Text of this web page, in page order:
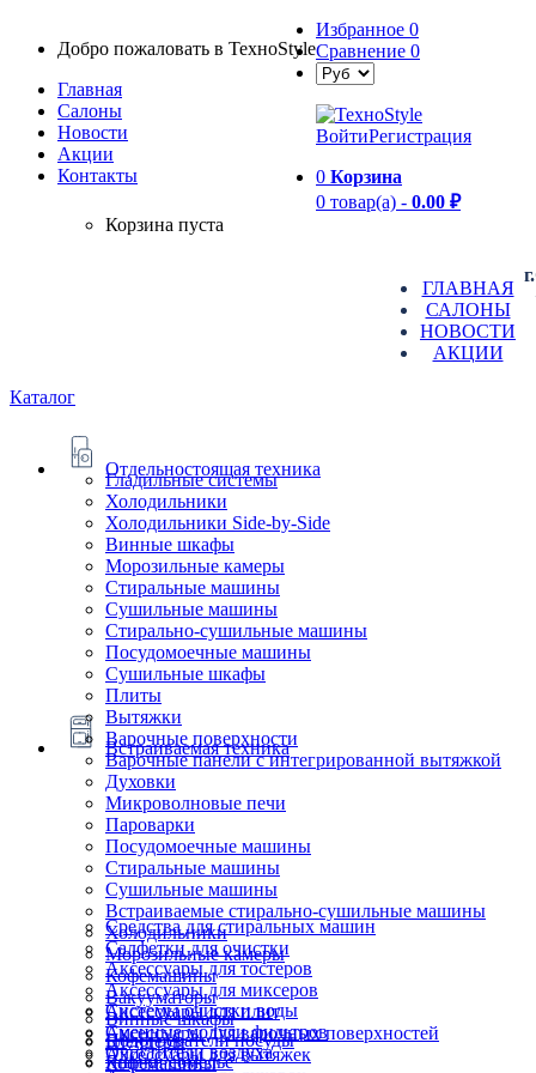
Добро пожаловать в TexноStyle
Главная
Салоны
Новости
Aкции
Контакты
Избранное 0
Сравнение 0
ВойтиРегистрация
0 Корзина
0 товар(а) - 0.00 ₽
Корзина пуста
ГЛАВНАЯ
САЛОНЫ
НОВОСТИ
АКЦИИ
Каталог
Отдельностоящая техника
Гладильные системы
Холодильники
Холодильники Side-by-Side
Винные шкафы
Морозильные камеры
Стиральные машины
Сушильные машины
Стирально-сушильные машины
Посудомоечные машины
Сушильные шкафы
Плиты
Встраиваемая техника
Вытяжки
Варочные поверхности
Варочные панели с интегрированной вытяжкой
Духовки
Микроволновые печи
Пароварки
Посудомоечные машины
Стиральные машины
Сушильные машины
Встраиваемые стирально-сушильные машины
Холодильники
Морозильные камеры
Кофемашины
Вакууматоры
Винные шкафы
Подогреватели посуды
Ящики сомелье
Блендеры
Кофемашины
Очистители воздуха
Системы очистки воды
Сменные модули фильтров
Аксессуары для тостеров
Аксессуары для миксеров
Аксессуары для плит
Аксессуары для варочных поверхностей
Аксессуары для вытяжек
Средства для стиральных машин
Салфетки для очистки